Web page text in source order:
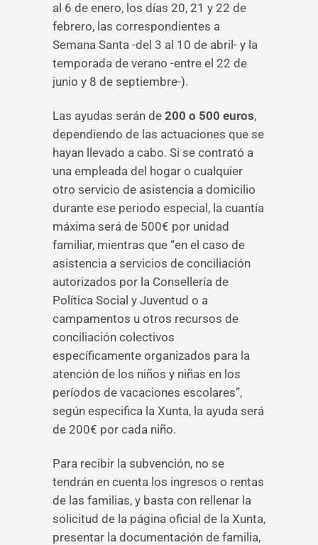
al 6 de enero, los días 20, 21 y 22 de
febrero, las correspondientes a
Semana Santa -del 3 al 10 de abril- y la
temporada de verano -entre el 22 de
junio y 8 de septiembre-).
Las ayudas serán de 200 o 500 euros,
dependiendo de las actuaciones que se
hayan llevado a cabo. Si se contrató a
una empleada del hogar o cualquier
otro servicio de asistencia a domicilio
durante ese periodo especial, la cuantía
máxima será de 500€ por unidad
familiar, mientras que “en el caso de
asistencia a servicios de conciliación
autorizados por la Consellería de
Política Social y Juventud o a
campamentos u otros recursos de
conciliación colectivos
específicamente organizados para la
atención de los niños y niñas en los
períodos de vacaciones escolares”,
según especifica la Xunta, la ayuda será
de 200€ por cada niño.
Para recibir la subvención, no se
tendrán en cuenta los ingresos o rentas
de las familias, y basta con rellenar la
solicitud de la página oficial de la Xunta,
presentar la documentación de familia,